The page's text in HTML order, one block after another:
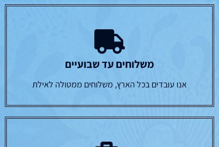
משלוחים עד שבועיים
אנו עובדים בכל הארץ, משלוחים ממטולה לאילת